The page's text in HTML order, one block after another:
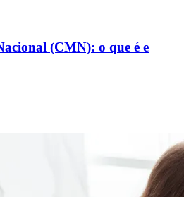
(CMN): o que é e